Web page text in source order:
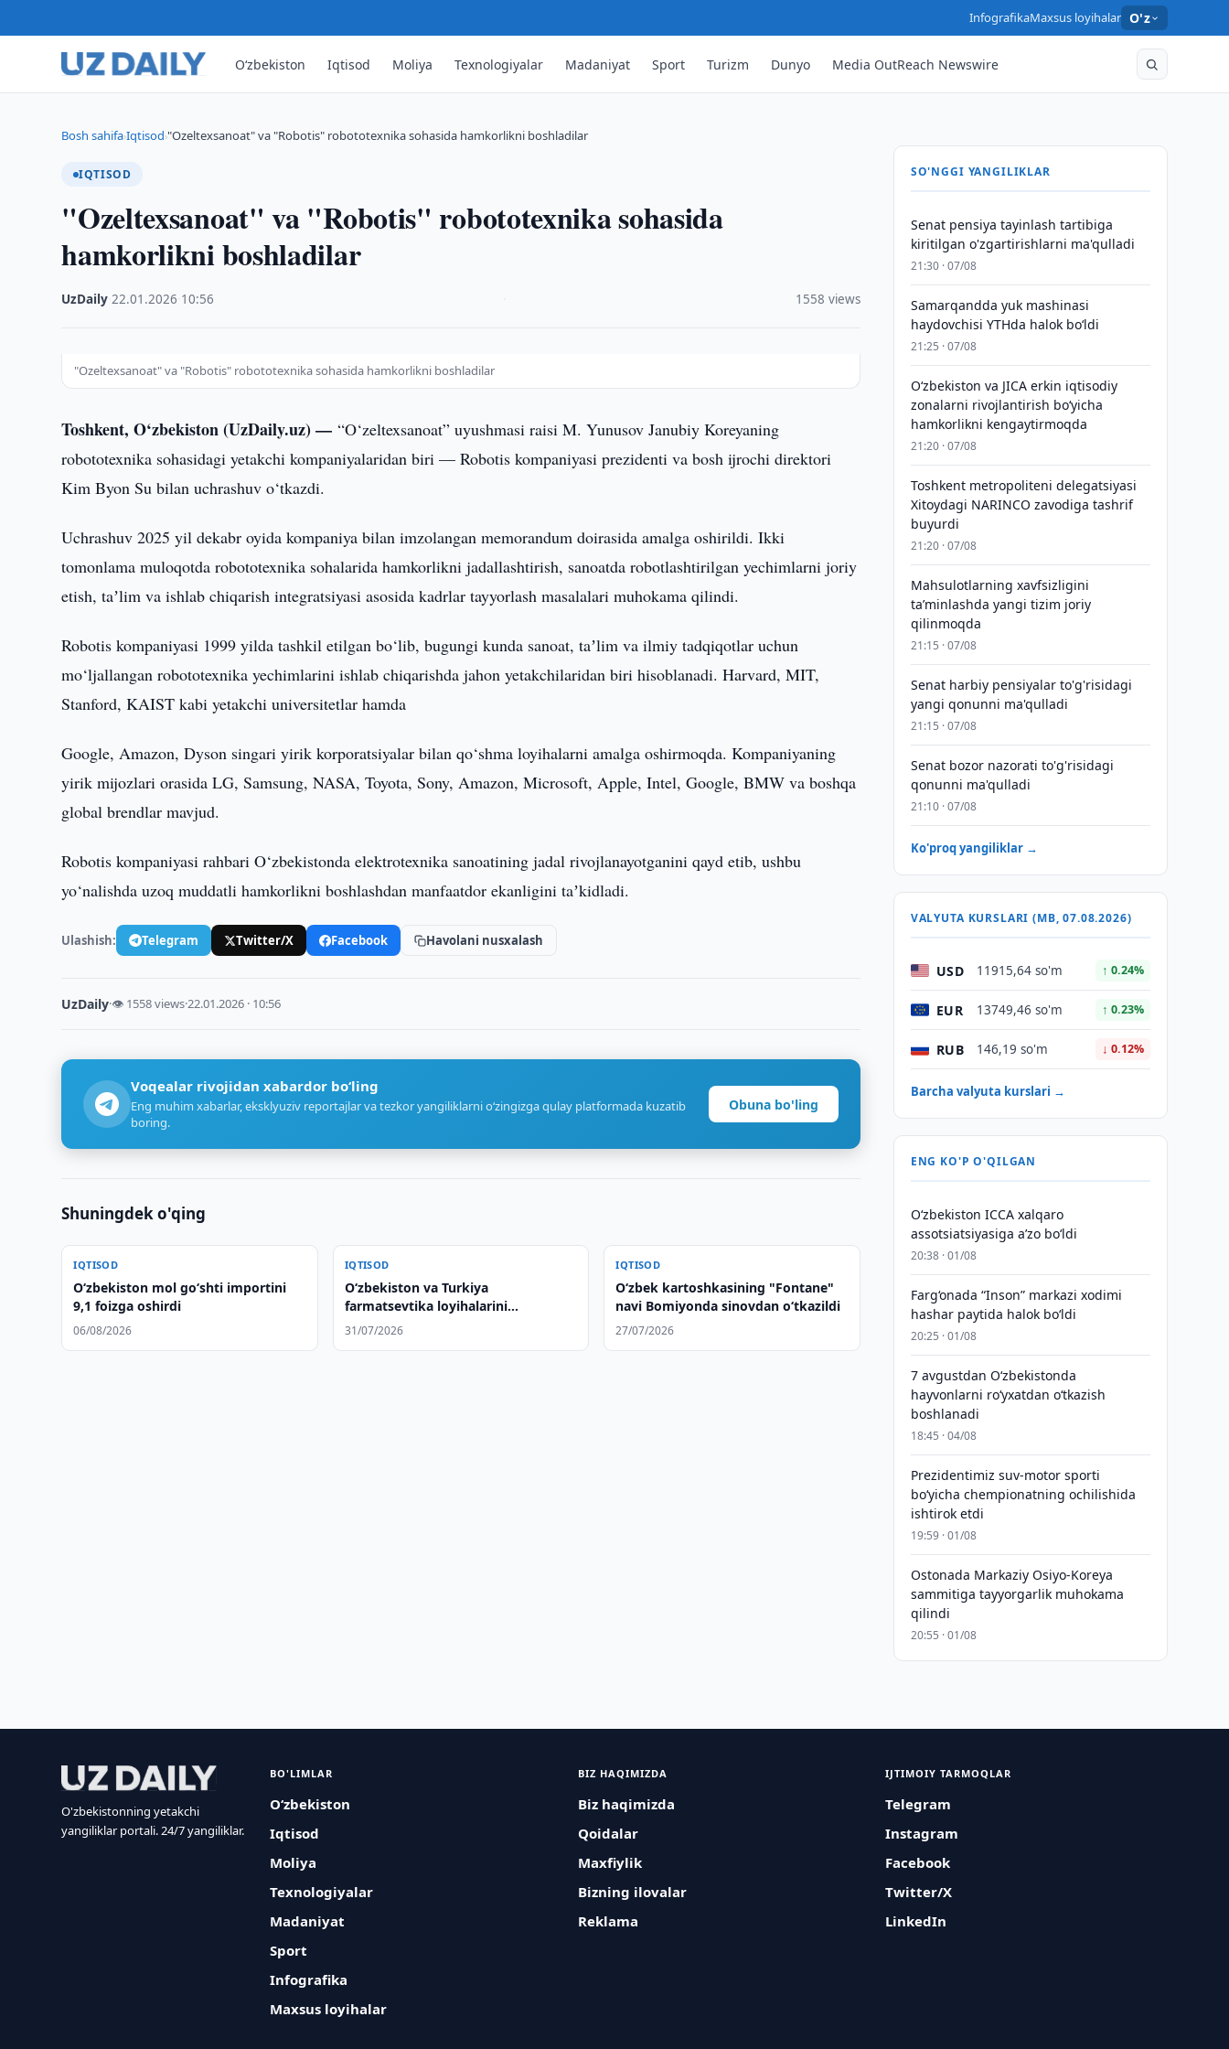
InfografikaMaxsus loyihalar O'z
O‘zbekiston Iqtisod Moliya Texnologiyalar Madaniyat Sport Turizm Dunyo Media OutReach Newswire
Bosh sahifa›Iqtisod›"Ozeltexsanoat" va "Robotis" robototexnika sohasida hamkorlikni boshladilar
IQTISOD
"Ozeltexsanoat" va "Robotis" robototexnika sohasida
hamkorlikni boshladilar
UzDaily ·22.01.2026 10:56 1558 views
"Ozeltexsanoat" va "Robotis" robototexnika sohasida hamkorlikni boshladilar
Toshkent, O‘zbekiston (UzDaily.uz) —“O‘zeltexsanoat” uyushmasi raisi M. Yunusov Janubiy Koreyaning
robototexnika sohasidagi yetakchi kompaniyalaridan biri — Robotis kompaniyasi prezidenti va bosh ijrochi direktori
Kim Byon Su bilan uchrashuv o‘tkazdi.
Uchrashuv 2025 yil dekabr oyida kompaniya bilan imzolangan memorandum doirasida amalga oshirildi. Ikki
tomonlama muloqotda robototexnika sohalarida hamkorlikni jadallashtirish, sanoatda robotlashtirilgan yechimlarni joriy
etish, taʼlim va ishlab chiqarish integratsiyasi asosida kadrlar tayyorlash masalalari muhokama qilindi.
Robotis kompaniyasi 1999 yilda tashkil etilgan bo‘lib, bugungi kunda sanoat, taʼlim va ilmiy tadqiqotlar uchun
mo‘ljallangan robototexnika yechimlarini ishlab chiqarishda jahon yetakchilaridan biri hisoblanadi. Harvard, MIT,
Stanford, KAIST kabi yetakchi universitetlar hamda
Google, Amazon, Dyson singari yirik korporatsiyalar bilan qo‘shma loyihalarni amalga oshirmoqda. Kompaniyaning
yirik mijozlari orasida LG, Samsung, NASA, Toyota, Sony, Amazon, Microsoft, Apple, Intel, Google, BMW va boshqa
global brendlar mavjud.
Robotis kompaniyasi rahbari O‘zbekistonda elektrotexnika sanoatining jadal rivojlanayotganini qayd etib, ushbu
yo‘nalishda uzoq muddatli hamkorlikni boshlashdan manfaatdor ekanligini taʼkidladi.
Ulashish: Telegram Twitter/X Facebook Havolani nusxalash
UzDaily·👁 1558 views·22.01.2026 · 10:56
Voqealar rivojidan xabardor bo‘ling
Eng muhim xabarlar, eksklyuziv reportajlar va tezkor yangiliklarni o‘zingizga qulay platformada kuzatib
boring.
Obuna bo'ling
Shuningdek o'qing
IQTISOD
O‘zbekiston mol go‘shti importini
9,1 foizga oshirdi
06/08/2026
IQTISOD
Oʻzbekiston va Turkiya
farmatsevtika loyihalarini
muhokama qilishdi
31/07/2026
IQTISOD
Oʻzbek kartoshkasining "Fontane"
navi Bomiyonda sinovdan oʻtkazildi
27/07/2026
SO'NGGI YANGILIKLAR
Senat pensiya tayinlash tartibiga
kiritilgan o'zgartirishlarni ma'qulladi
21:30 · 07/08
Samarqandda yuk mashinasi
haydovchisi YTHda halok bo‘ldi
21:25 · 07/08
Oʻzbekiston va JICA erkin iqtisodiy
zonalarni rivojlantirish boʻyicha
hamkorlikni kengaytirmoqda
21:20 · 07/08
Toshkent metropoliteni delegatsiyasi
Xitoydagi NARINCO zavodiga tashrif
buyurdi
21:20 · 07/08
Mahsulotlarning xavfsizligini
taʼminlashda yangi tizim joriy
qilinmoqda
21:15 · 07/08
Senat harbiy pensiyalar to'g'risidagi
yangi qonunni ma'qulladi
21:15 · 07/08
Senat bozor nazorati to'g'risidagi
qonunni ma'qulladi
21:10 · 07/08
Ko'proq yangiliklar →
VALYUTA KURSLARI (MB, 07.08.2026)
USD 11915,64 so'm ↑ 0.24%
EUR 13749,46 so'm ↑ 0.23%
RUB 146,19 so'm ↓ 0.12%
Barcha valyuta kurslari →
ENG KO'P O'QILGAN
O‘zbekiston ICCA xalqaro
assotsiatsiyasiga aʼzo bo‘ldi
20:38 · 01/08
Farg‘onada “Inson” markazi xodimi
hashar paytida halok bo‘ldi
20:25 · 01/08
7 avgustdan O‘zbekistonda
hayvonlarni ro‘yxatdan o‘tkazish
boshlanadi
18:45 · 04/08
Prezidentimiz suv-motor sporti
bo‘yicha chempionatning ochilishida
ishtirok etdi
19:59 · 01/08
Ostonada Markaziy Osiyo-Koreya
sammitiga tayyorgarlik muhokama
qilindi
20:55 · 01/08
O'zbekistonning yetakchi
yangiliklar portali. 24/7 yangiliklar.
BO'LIMLAR
O‘zbekiston
Iqtisod
Moliya
Texnologiyalar
Madaniyat
Sport
Infografika
Maxsus loyihalar
BIZ HAQIMIZDA
Biz haqimizda
Qoidalar
Maxfiylik
Bizning ilovalar
Reklama
IJTIMOIY TARMOQLAR
Telegram
Instagram
Facebook
Twitter/X
LinkedIn